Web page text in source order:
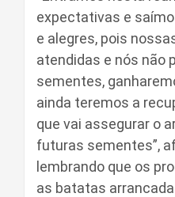
expectativas e
e alegres, pois
atendidas e nós não
sementes,
ainda teremos a
que vai assegurar o
futuras sementes”,
lembrando que os
as batatas